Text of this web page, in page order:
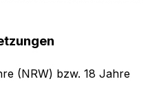
(NRW) bzw. 18 Jahre